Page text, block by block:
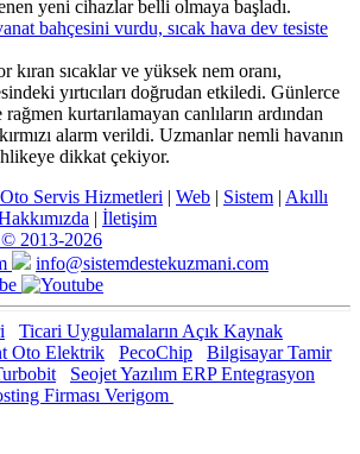
yeni cihazlar belli olmaya başladı.
bahçesini vurdu, sıcak hava dev tesiste
kıran sıcaklar ve yüksek nem oranı,
yırtıcıları doğrudan etkiledi. Günlerce
kurtarılamayan canlıların ardından
alarm verildi. Uzmanlar nemli havanın
dikkat çekiyor.
Oto Servis Hizmetleri | Web | Sistem | Akıllı
| İletişim
© 2013-2026
info@sistemdestekuzmani.com
Ticari Uygulamaların Açık Kaynak
Oto Elektrik PecoChip
Bilgisayar Tamir
Seojet Yazılım ERP Entegrasyon
Firması Verigom